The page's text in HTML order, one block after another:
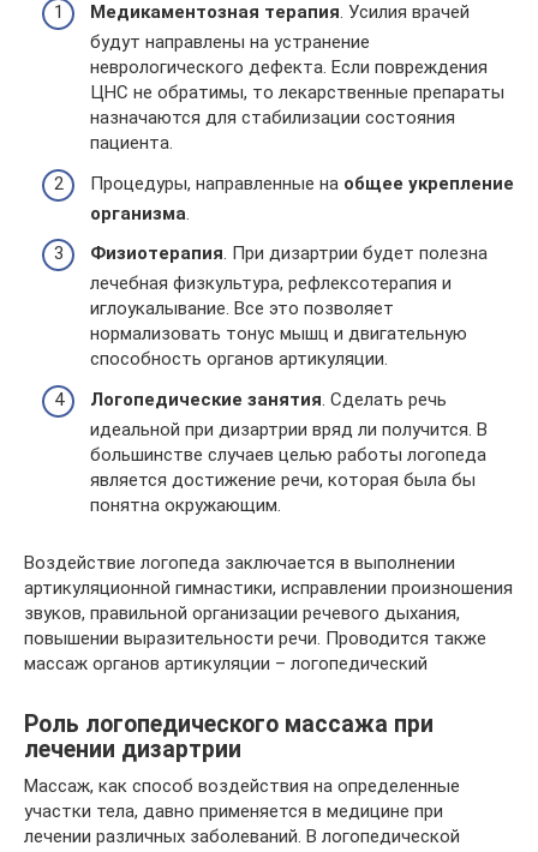
Медикаментозная терапия. Усилия врачей
будут направлены на устранение
неврологического дефекта. Если повреждения
ЦНС не обратимы, то лекарственные препараты
назначаются для стабилизации состояния
пациента.
Процедуры, направленные на общее укрепление
организма
Физиотерапия. При дизартрии будет полезна
лечебная физкультура, рефлексотерапия и
иглоукалывание. Все это позволяет
нормализовать тонус мышц и двигательную
способность органов артикуляции.
Логопедические занятия . Сделать речь
идеальной при дизартрии вряд ли получится. В
большинстве случаев целью работы логопеда
является достижение речи, которая была бы
понятна окружающим.
Воздействие логопеда заключается в выполнении
артикуляционной гимнастики, исправлении произношения
звуков, правильной организации речевого дыхания,
повышении выразительности речи. Проводится также
массаж органов артикуляции – логопедический
Роль логопедического массажа при
лечении дизартрии
Массаж, как способ воздействия на определенные
участки тела, давно применяется в медицине при
лечении различных заболеваний. В логопедической